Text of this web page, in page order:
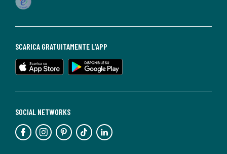
SOCIAL NETWORKS
SCARICA GRATUITAMENTE L'APP